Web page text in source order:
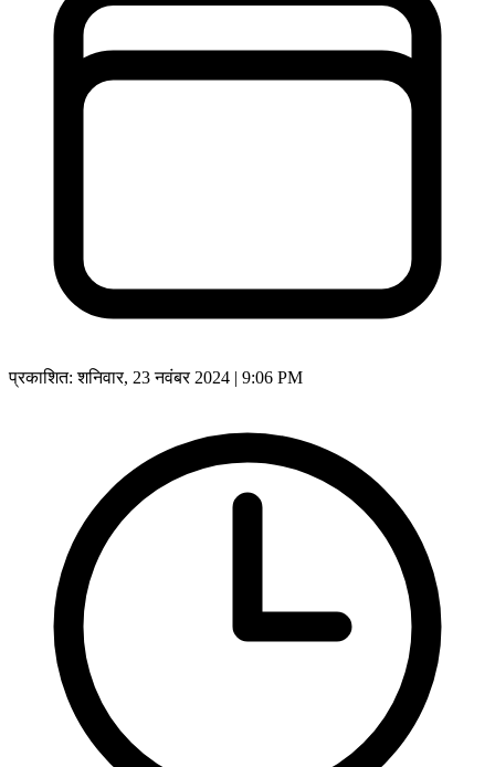
प्रकाशित:शनिवार, 23 नवंबर 2024 | 9:06 PM